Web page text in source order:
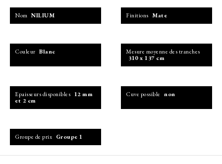
Nom NILIUM Finitions Mate
Couleur Blanc
Mesure moyenne des tranches
310 x 137 cm
Epaisseurs disponibles 12 mm
et 2 cm
Cuve possible non
Groupe de prix Groupe 1